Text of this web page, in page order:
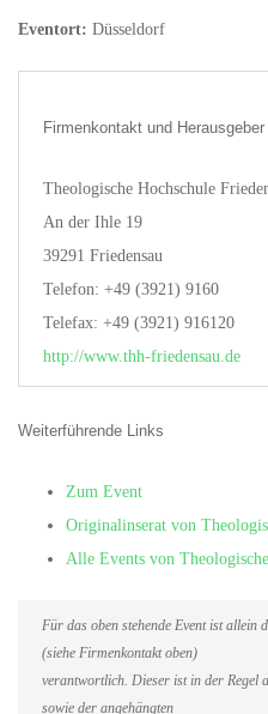
Eventort: Düsseldorf
Firmenkontakt und
Theologische Hochschule
An der Ihle 19
39291 Friedensau
Telefon: +49 (3921) 9160
Telefax: +49 (3921) 916120
http://www.thh-friedensau.de
Weiterführende Links
Zum Event
Originalinserat von
Alle Events von
Für das oben stehende Event ist allein
(siehe Firmenkontakt oben)
verantwortlich. Dieser ist in der Regel
sowie der angehängten